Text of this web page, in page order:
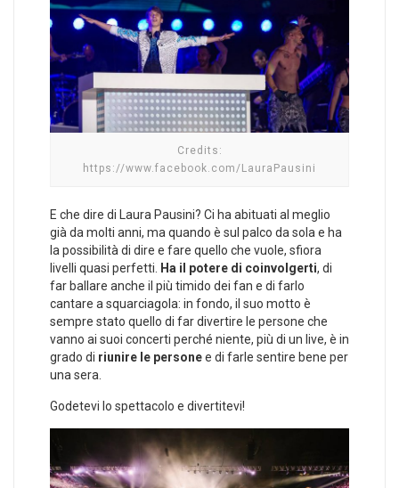
Credits:
https://www.facebook.com/LauraPausini
E che dire di Laura Pausini? Ci ha abituati al meglio
già da molti anni, ma quando è sul palco da sola e ha
la possibilità di dire e fare quello che vuole, sfiora
livelli quasi perfetti. Ha il potere di coinvolgerti, di
far ballare anche il più timido dei fan e di farlo
cantare a squarciagola: in fondo, il suo motto è
sempre stato quello di far divertire le persone che
vanno ai suoi concerti perché niente, più di un live, è in
grado di riunire le personee di farle sentire bene per
una sera.
Godetevi lo spettacolo e divertitevi!